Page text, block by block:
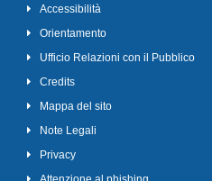
Accessibilità
Orientamento
Ufficio Relazioni con il Pubblico
Credits
Mappa del sito
Note Legali
Privacy